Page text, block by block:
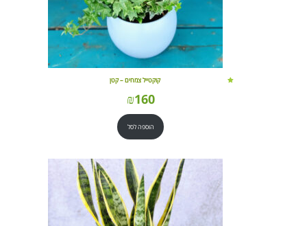
קוקטייל צמחים – קטן
₪160
הוספה לסל